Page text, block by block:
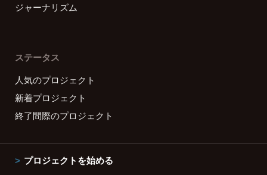
ジャーナリズム
ステータス
人気のプロジェクト
新着プロジェクト
終了間際のプロジェクト
プロジェクトを始める